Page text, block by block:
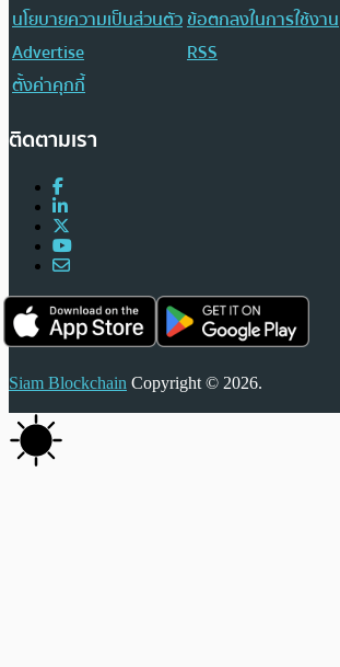
นโยบายความเป็นส่วนตัวข้อตกลงในการใช้งาน
Advertise
RSS
ตั้งค่าคุกกี้
ติดตามเรา
Siam Blockchain Copyright © 2026.